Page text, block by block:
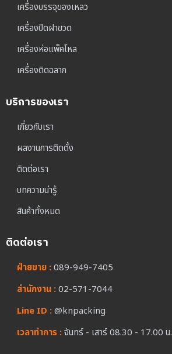
เครื่องบรรจุของเหลว
เครื่องปิดฝาขวด
เครื่องห่อแพ็คโหล
เครื่องติดฉลาก
บริการของเรา
เกี่ยวกับเรา
ผลงานการติดตั้ง
ติดต่อเรา
บทความน่ารู้
สินค้าทั้งหมด
ติดต่อเรา
ฝ่ายขาย :089-949-7405
สำนักงาน :02-571-7044
Line ID :@knpacking
เวลาทำการ :จันทร์ - เสาร์ 08.30 - 17.00 น.